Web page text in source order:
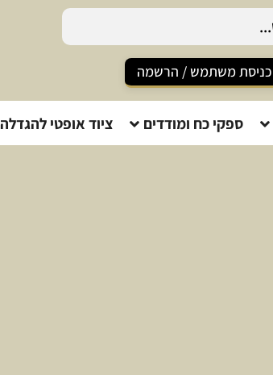
כניסת משתמש / הרשמה
ספקי כח ומודדים ציוד אופטי להגדלה